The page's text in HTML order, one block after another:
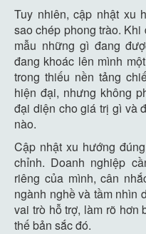
Tuy nhiên, cập nhật xu
sao chép phong trào.
mẫu những gì đang
đang khoác lên mình
trong thiếu nền tảng
hiện đại, nhưng không
đại diện cho giá trị gì và
nào.
Cập nhật xu hướng
chỉnh. Doanh nghiệp
riêng của mình, cân
ngành nghề và tầm nhìn
vai trò hỗ trợ, làm rõ hơn
thế bản sắc đó.